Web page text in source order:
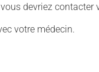
devriez contacter
votre médecin.